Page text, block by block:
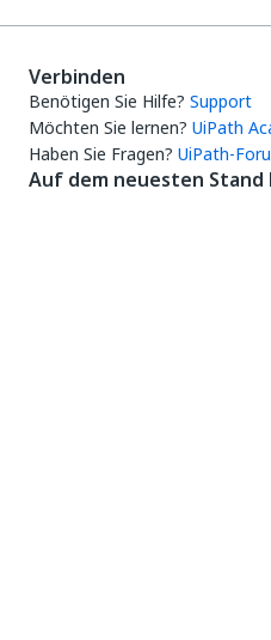
Verbinden
Benötigen Sie Hilfe? Support
Möchten Sie lernen? UiPath
Haben Sie Fragen? UiPath-
Auf dem neuesten Stand